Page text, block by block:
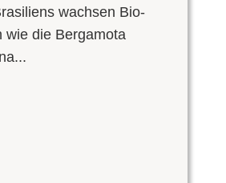
wachsen Bio-
wie die Bergamota